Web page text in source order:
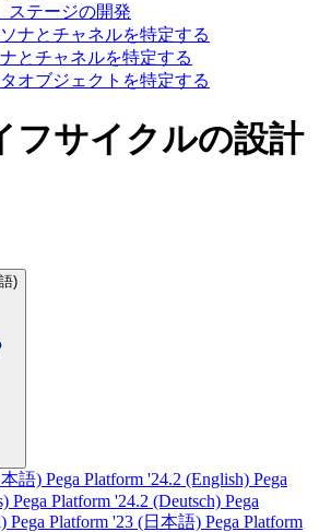
ステージの開発
ナとチャネルを特定する
とチャネルを特定する
オブジェクトを特定する
フサイクルの設計
)
本語) Pega Platform '24.2 (English) Pega
Pega Platform '24.2 (Deutsch) Pega
Pega Platform '23 (日本語) Pega Platform